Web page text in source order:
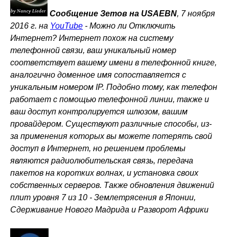
Сообщение Зетов на USAEBN, 7 ноября
2016 г. на YouTube - Можно ли Отключить
Интернет? Интернет похож на систему
телефонной связи, ваш уникальный номер
соответствует вашему имени в телефонной книге,
аналогично доменное имя сопоставляется с
уникальным номером IP. Подобно тому, как телефон
работает с помощью телефонной линии, также и
ваш доступ контролируется шлюзом, вашим
провайдером. Существуют различные способы, из-
за применения которых вы можете потерять свой
доступ в Интернет, но решением проблемы
являются радиолюбительская связь, передача
пакетов на коротких волнах, и установка своих
собственных серверов. Также обновления движений
плит уровня 7 из 10 - Землетрясения в Японии,
Сдерживание Нового Мадрида и Разворот Африки